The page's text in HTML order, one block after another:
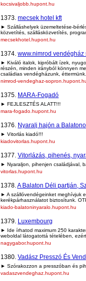
kocsivaljobb.hupont.hu
1373. mecsek hotel kft
► Szálláshelyek üzemeltetése-
közvetítés, szállásközvetítés,
mecsekhotel.hupont.hu
1374. www.nimrod vendégház
► Kiváló italok, kipróbált ízek,
részén, minden irányból könnyen
családias vendégházunk,
nimrod-vendeghaz-
1375. MARA-Fogadó
► FEJLESZTÉS ALATT!!!
mara-fogado.hupont.hu
1376. Nyaralj hajón a
► Vitorlás kiadó!!!
kiadovitorlas.hupont.hu
1377. Vitorlázás, pihenés,
► Nyaraljon, pihenjen családjával,
vitorlas.hupont.hu
1378.A Balaton Déli partján,
► A szállóvendégeinket meghívjuk
kerékpárhasználatot biztosítunk.
kiado-balatoninyaralo.hupont.hu
1379. Luxembourg
► Ide írhatod maximum 250
weboldal látogatottá tételében,
nagygabor.hupont.hu
1380. Vadász Presszó És
► Szórakozzon a presszóban és
vadaszvendeghaz.hupont.hu